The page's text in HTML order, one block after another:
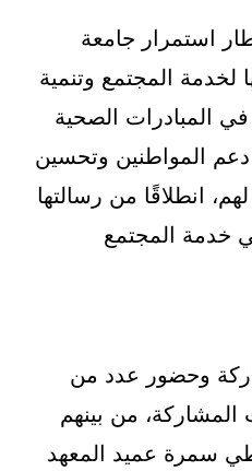
استمرار جامعة
لخدمة المجتمع وتنمية
في المبادرات الصحية
دعم المواطنين وتحسين
انطلاقًا من رسالتها
خدمة المجتمع
وحضور عدد من
المشاركة، من بينهم
سمرة عميد المعهد